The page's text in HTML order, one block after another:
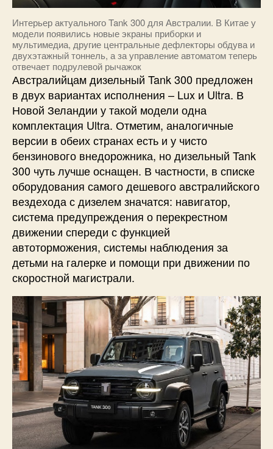
Интерьер актуального Tank 300 для Австралии. В Китае у
модели появились новые экраны приборки и
мультимедиа, другие центральные дефлекторы обдува и
двухэтажный тоннель, а за управление автоматом теперь
отвечает подрулевой рычажок
Австралийцам дизельный Tank 300 предложен
в двух вариантах исполнения – Lux и Ultra. В
Новой Зеландии у такой модели одна
комплектация Ultra. Отметим, аналогичные
версии в обеих странах есть и у чисто
бензинового внедорожника, но дизельный Tank
300 чуть лучше оснащен. В частности, в списке
оборудования самого дешевого австралийского
вездехода с дизелем значатся: навигатор,
система предупреждения о перекрестном
движении спереди с функцией
автоторможения, системы наблюдения за
детьми на галерке и помощи при движении по
скоростной магистрали.